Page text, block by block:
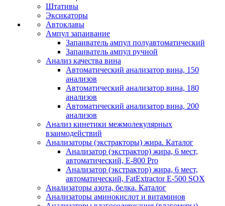
Штативы
Эксикаторы
Автоклавы
Ампул запаивание
Запаиватель ампул полуавтоматический
Запаиватель ампул ручной
Анализ качества вина
Автоматический анализатор вина, 150
анализов
Автоматический анализатор вина, 180
анализов
Автоматический анализатор вина, 200
анализов
Анализ кинетики межмолекулярных
взаимодействий
Анализаторы (экстракторы) жира. Каталог
Анализатор (экстрактор) жира, 6 мест,
автоматический, E-800 Pro
Анализатор (экстрактор) жира, 6 мест,
автоматический, FatExtractor E-500 SOX
Анализаторы азота, белка. Каталог
Анализаторы аминокислот и витаминов